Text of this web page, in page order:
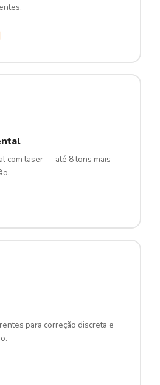
com laser — até 8 tons mais
para correção discreta e